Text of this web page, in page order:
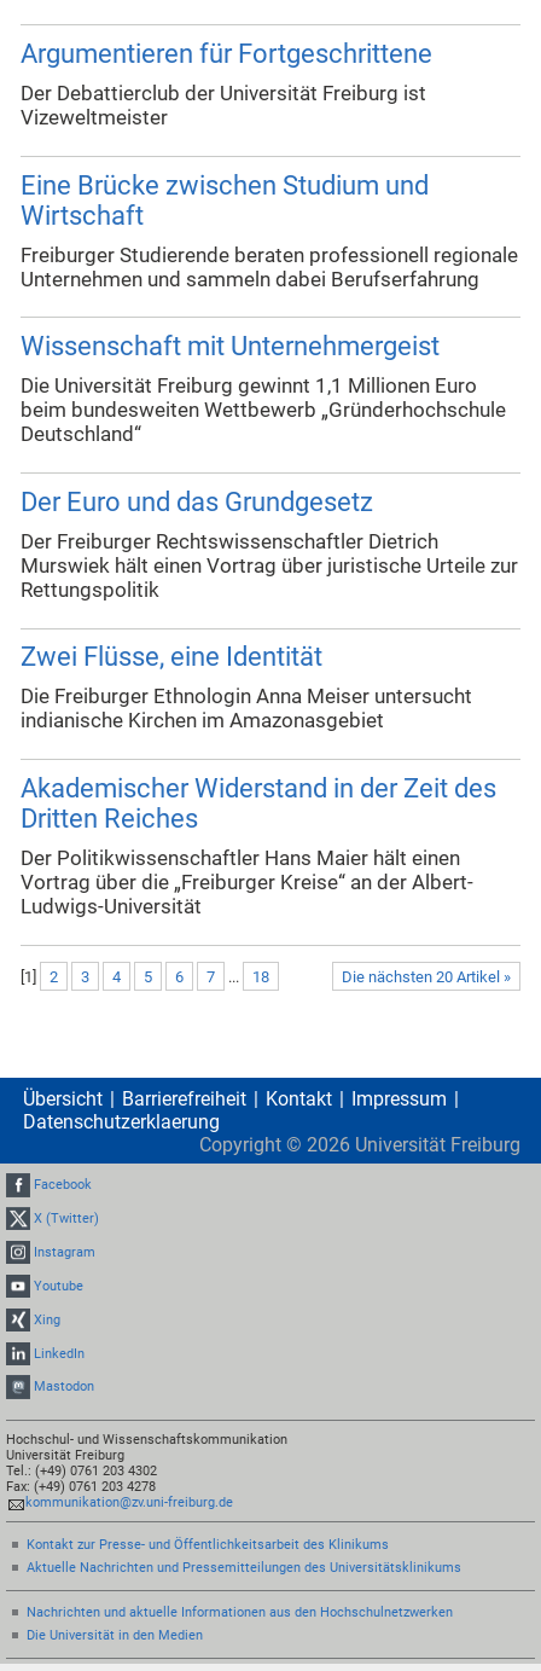
Argumentieren für Fortgeschrittene
Der Debattierclub der Universität Freiburg ist
Vizeweltmeister
Eine Brücke zwischen Studium und
Wirtschaft
Freiburger Studierende beraten professionell regionale
Unternehmen und sammeln dabei Berufserfahrung
Wissenschaft mit Unternehmergeist
Die Universität Freiburg gewinnt 1,1 Millionen Euro
beim bundesweiten Wettbewerb „Gründerhochschule
Deutschland“
Der Euro und das Grundgesetz
Der Freiburger Rechtswissenschaftler Dietrich
Murswiek hält einen Vortrag über juristische Urteile zur
Rettungspolitik
Zwei Flüsse, eine Identität
Die Freiburger Ethnologin Anna Meiser untersucht
indianische Kirchen im Amazonasgebiet
Akademischer Widerstand in der Zeit des
Dritten Reiches
Der Politikwissenschaftler Hans Maier hält einen
Vortrag über die „Freiburger Kreise“ an der Albert-
Ludwigs-Universität
Die nächsten 20 Artikel »
[1] 2 3 4 5 6 7 ... 18
Übersicht Barrierefreiheit Kontakt
Impressum
Datenschutzerklaerung
Copyright © 2026 Universität Freiburg
Facebook
X (Twitter)
Instagram
Youtube
Xing
LinkedIn
Mastodon
Hochschul- und Wissenschaftskommunikation
Universität Freiburg
Tel.: (+49) 0761 203 4302
Fax: (+49) 0761 203 4278
kommunikation@zv.uni-freiburg.de
Kontakt zur Presse- und Öffentlichkeitsarbeit des Klinikums
Aktuelle Nachrichten und Pressemitteilungen des Universitätsklinikums
Nachrichten und aktuelle Informationen aus den Hochschulnetzwerken
Die Universität in den Medien